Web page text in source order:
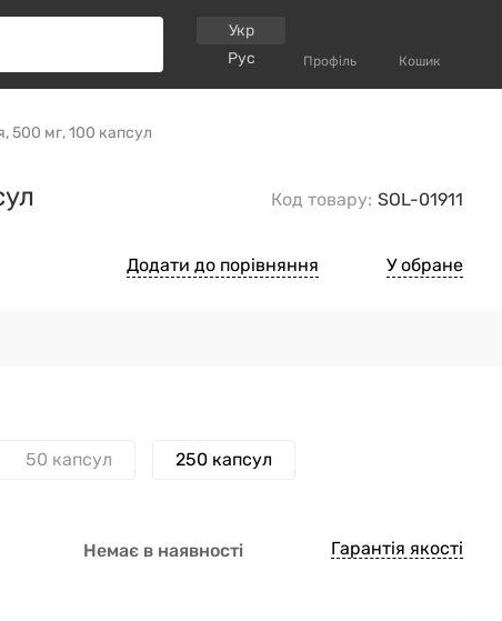
Укр
Рус
Профіль Кошик
500 мг, 100 капсул
Код товару: SOL-01911
Додати до порівняння У обране
50 капсул 250 капсул
Немає в наявності Гарантія якості